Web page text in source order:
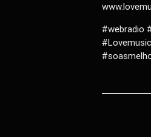
#webradio